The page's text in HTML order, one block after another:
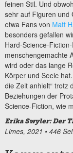
feinen Stil. Und
sehr auf Figuren und
etwa Fans von Matt
besonders gefallen
Hard-Science-
menschengemachte
wird oder das lange
Körper und Seele
die Zeit anhielt“ trotz
Beziehungen der
Science-Fiction, wie
Erika Swyler: Der
Limes, 2021 • 446